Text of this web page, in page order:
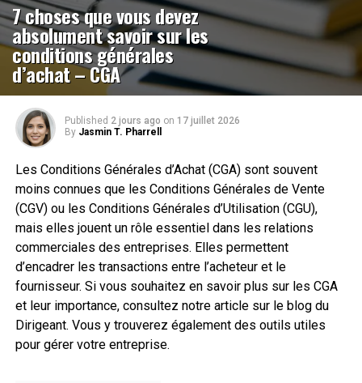
7 choses que vous devez
absolument savoir sur les
conditions générales
d’achat – CGA
Published 2 jours ago on 17 juillet 2026
By Jasmin T. Pharrell
Les Conditions Générales d’Achat (CGA) sont souvent
moins connues que les Conditions Générales de Vente
(CGV) ou les Conditions Générales d’Utilisation (CGU),
mais elles jouent un rôle essentiel dans les relations
commerciales des entreprises. Elles permettent
d’encadrer les transactions entre l’acheteur et le
fournisseur. Si vous souhaitez en savoir plus sur les CGA
et leur importance, consultez notre article sur le blog du
Dirigeant. Vous y trouverez également des outils utiles
pour gérer votre entreprise.